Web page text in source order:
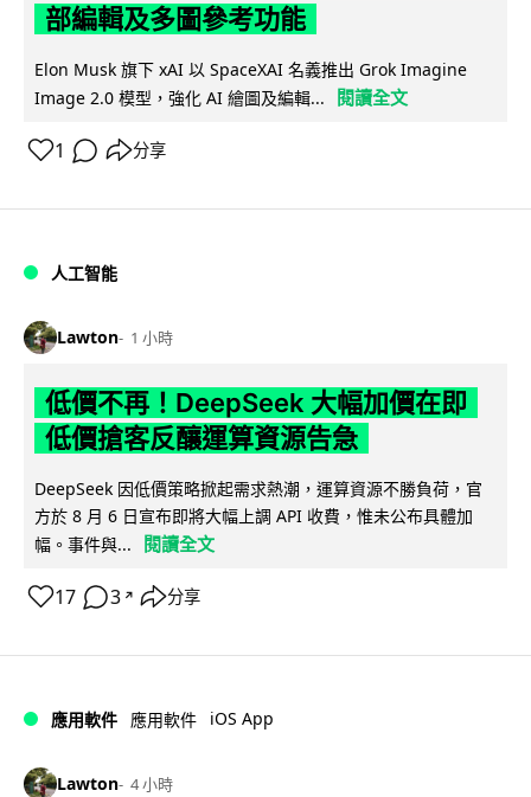
部編輯及多圖參考功能
Elon Musk 旗下 xAI 以 SpaceXAI 名義推出 Grok Imagine
Image 2.0 模型，強化 AI 繪圖及編輯...
閱讀全文
1 分享
人工智能
Lawton 1 小時
低價不再！DeepSeek 大幅加價在即
低價搶客反釀運算資源告急
DeepSeek 因低價策略掀起需求熱潮，運算資源不勝負荷，官
方於 8 月 6 日宣布即將大幅上調 API 收費，惟未公布具體加
幅。事件與...
閱讀全文
17 3 ↗ 分享
應用軟件 應用軟件 iOS App
Lawton 4 小時